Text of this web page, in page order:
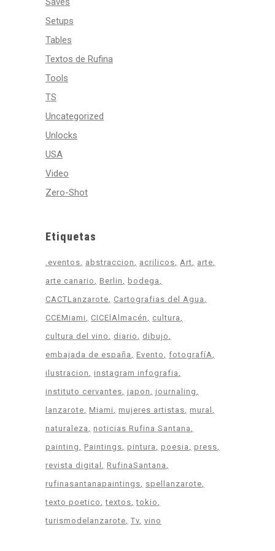
Setups
Tables
Textos de Rufina
Tools
TS
Uncategorized
Unlocks
USA
Video
Zero-Shot
Etiquetas
.eventos abstraccion acrilicos Art
arte
arte canario
Berlin
bodega
CACTLanzarote
Cartografias del Agua
CCEMiami
CICElAlmacén
cultura
cultura del vino
diario
dibujo
embajada de españa
Evento
fotografíA
ilustracion
instagram infografia
instituto cervantes japon
journaling
lanzarote Miami mujeres artistas mural
naturaleza
noticias Rufina Santana
painting
Paintings pintura poesia
press
revista digital
RufinaSantana
rufinasantanapaintings
spellanzarote
texto poetico
textos tokio
turismodelanzarote Tv vino